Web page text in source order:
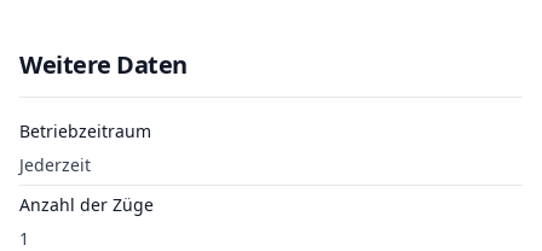
Weitere Daten
Betriebzeitraum
Jederzeit
Anzahl der Züge
1